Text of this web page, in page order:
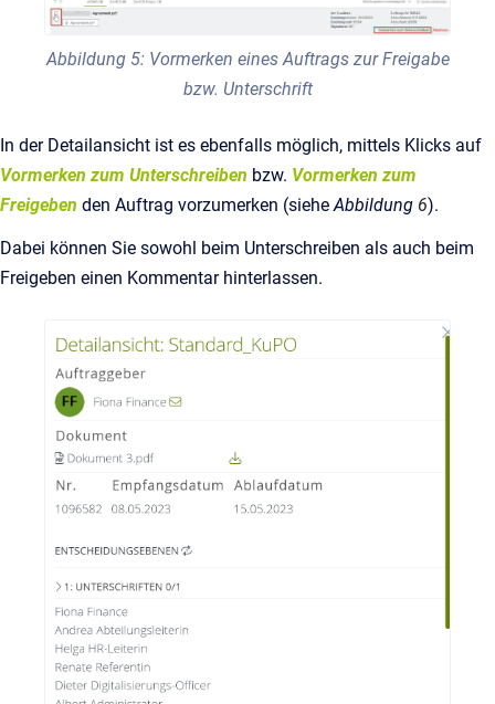
Abbildung 5: Vormerken eines Auftrags zur Freigabe
bzw. Unterschrift
In der Detailansicht ist es ebenfalls möglich, mittels Klicks auf
Vormerken zum Unterschreiben bzw. Vormerken zum
Freigeben den Auftrag vorzumerken (sieheAbbildung 6).
Dabei können Sie sowohl beim Unterschreiben als auch beim
Freigeben einen Kommentar hinterlassen.